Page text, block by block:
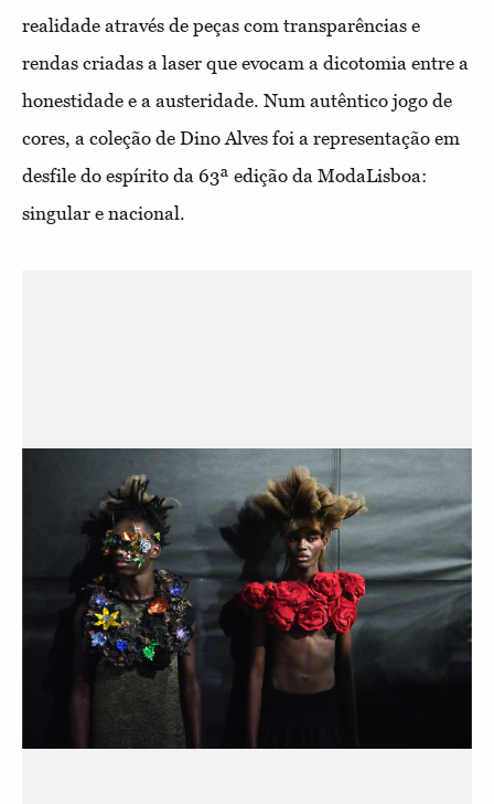
realidade através de peças com transparências e
rendas criadas a laser que evocam a dicotomia entre a
honestidade e a austeridade. Num autêntico jogo de
cores, a coleção de Dino Alves foi a representação em
desfile do espírito da 63ª edição da ModaLisboa:
singular e nacional.